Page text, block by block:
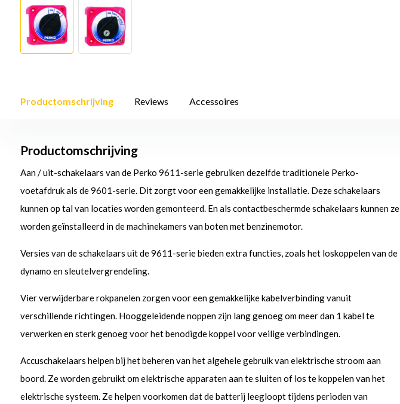
Productomschrijving Reviews Accessoires
Productomschrijving
Aan / uit-schakelaars van de Perko 9611-serie gebruiken dezelfde traditionele Perko-
voetafdruk als de 9601-serie. Dit zorgt voor een gemakkelijke installatie. Deze schakelaars
kunnen op tal van locaties worden gemonteerd. En als contactbeschermde schakelaars kunnen ze
worden geïnstalleerd in de machinekamers van boten met benzinemotor.
Versies van de schakelaars uit de 9611-serie bieden extra functies, zoals het loskoppelen van de
dynamo en sleutelvergrendeling.
Vier verwijderbare rokpanelen zorgen voor een gemakkelijke kabelverbinding vanuit
verschillende richtingen. Hooggeleidende noppen zijn lang genoeg om meer dan 1 kabel te
verwerken en sterk genoeg voor het benodigde koppel voor veilige verbindingen.
Accuschakelaars helpen bij het beheren van het algehele gebruik van elektrische stroom aan
boord. Ze worden gebruikt om elektrische apparaten aan te sluiten of los te koppelen van het
elektrische systeem. Ze helpen voorkomen dat de batterij leegloopt tijdens perioden van